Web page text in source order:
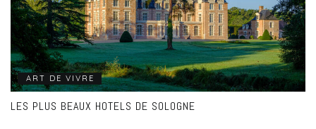
ART DE VIVRE
LES PLUS BEAUX HOTELS DE SOLOGNE